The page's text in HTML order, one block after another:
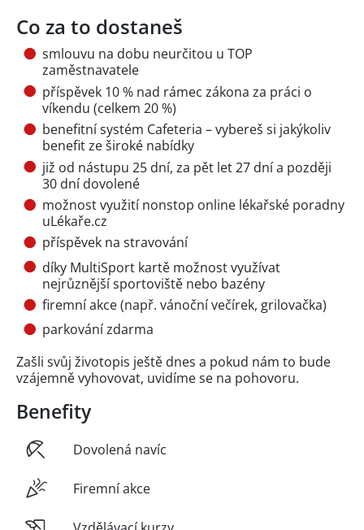
Co za to dostaneš
smlouvu na dobu neurčitou u TOP
zaměstnavatele
příspěvek 10 % nad rámec zákona za práci o
víkendu (celkem 20 %)
benefitní systém Cafeteria – vybereš si jakýkoliv
benefit ze široké nabídky
již od nástupu 25 dní, za pět let 27 dní a později
30 dní dovolené
možnost využití nonstop online lékařské poradny
uLékaře.cz
příspěvek na stravování
díky MultiSport kartě možnost využívat
nejrůznější sportoviště nebo bazény
firemní akce (např. vánoční večírek, grilovačka)
parkování zdarma
Zašli svůj životopis ještě dnes a pokud nám to bude
vzájemně vyhovovat, uvidíme se na pohovoru.
Benefity
Dovolená navíc
Firemní akce